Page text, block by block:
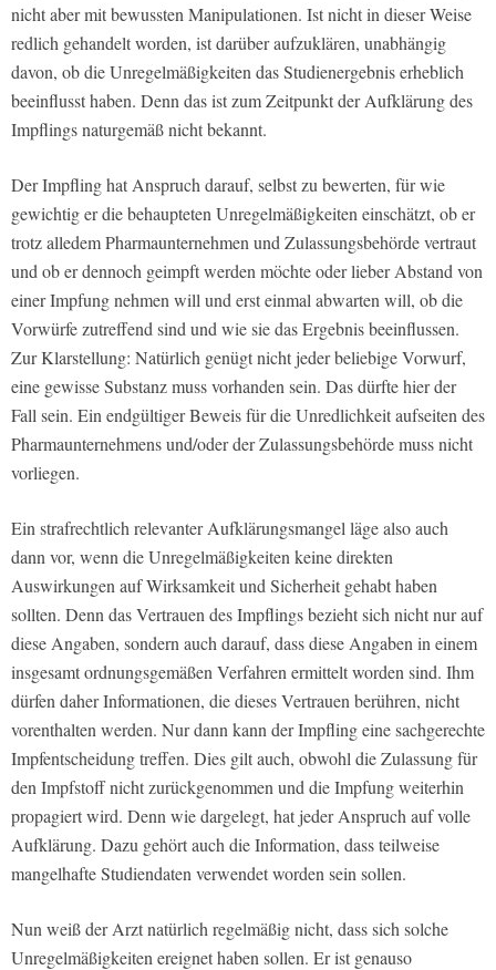
nicht aber mit bewussten Manipulationen. Ist nicht in dieser Weise
redlich gehandelt worden, ist darüber aufzuklären, unabhängig
davon, ob die Unregelmäßigkeiten das Studienergebnis erheblich
beeinflusst haben. Denn das ist zum Zeitpunkt der Aufklärung des
Impflings naturgemäß nicht bekannt.
Der Impfling hat Anspruch darauf, selbst zu bewerten, für wie
gewichtig er die behaupteten Unregelmäßigkeiten einschätzt, ob er
trotz alledem Pharmaunternehmen und Zulassungsbehörde vertraut
und ob er dennoch geimpft werden möchte oder lieber Abstand von
einer Impfung nehmen will und erst einmal abwarten will, ob die
Vorwürfe zutreffend sind und wie sie das Ergebnis beeinflussen.
Zur Klarstellung: Natürlich genügt nicht jeder beliebige Vorwurf,
eine gewisse Substanz muss vorhanden sein. Das dürfte hier der
Fall sein. Ein endgültiger Beweis für die Unredlichkeit aufseiten des
Pharmaunternehmens und/oder der Zulassungsbehörde muss nicht
vorliegen.
Ein strafrechtlich relevanter Aufklärungsmangel läge also auch
dann vor, wenn die Unregelmäßigkeiten keine direkten
Auswirkungen auf Wirksamkeit und Sicherheit gehabt haben
sollten. Denn das Vertrauen des Impflings bezieht sich nicht nur auf
diese Angaben, sondern auch darauf, dass diese Angaben in einem
insgesamt ordnungsgemäßen Verfahren ermittelt worden sind. Ihm
dürfen daher Informationen, die dieses Vertrauen berühren, nicht
vorenthalten werden. Nur dann kann der Impfling eine sachgerechte
Impfentscheidung treffen. Dies gilt auch, obwohl die Zulassung für
den Impfstoff nicht zurückgenommen und die Impfung weiterhin
propagiert wird. Denn wie dargelegt, hat jeder Anspruch auf volle
Aufklärung. Dazu gehört auch die Information, dass teilweise
mangelhafte Studiendaten verwendet worden sein sollen.
Nun weiß der Arzt natürlich regelmäßig nicht, dass sich solche
Unregelmäßigkeiten ereignet haben sollen. Er ist genauso